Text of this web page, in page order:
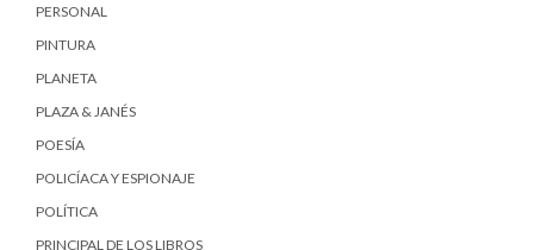
PERSONAL
PINTURA
PLANETA
PLAZA & JANÉS
POESÍA
POLICÍACA Y ESPIONAJE
POLÍTICA
PRINCIPAL DE LOS LIBROS